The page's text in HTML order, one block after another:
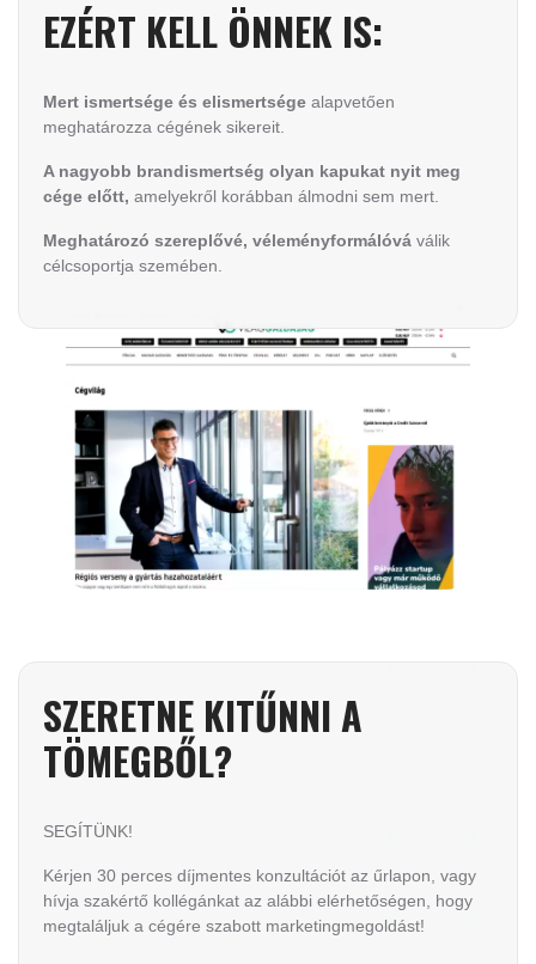
EZÉRT KELL ÖNNEK IS:
Mert ismertsége és elismertsége alapvetően
meghatározza cégének sikereit.
A nagyobb brandismertség olyan kapukat nyit meg
cége előtt, amelyekről korábban álmodni sem mert.
Meghatározó szereplővé, véleményformálóvá válik
célcsoportja szemében.
SZERETNE KITŰNNI A
TÖMEGBŐL?
SEGÍTÜNK!
Kérjen 30 perces díjmentes konzultációt az űrlapon, vagy
hívja szakértő kollégánkat az alábbi elérhetőségen, hogy
megtaláljuk a cégére szabott marketingmegoldást!